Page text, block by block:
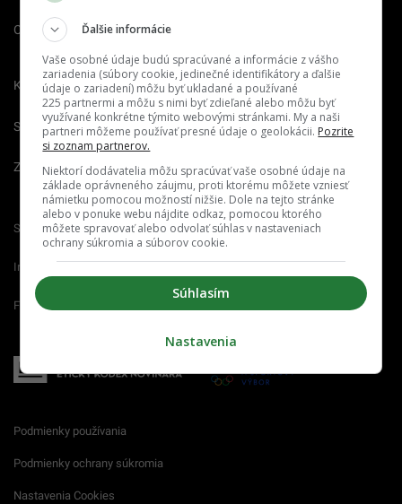
O nás Redakcia
Kariéra
Spravovať notifikácie
Zrušiť predplatné
Startitup.sk Fontech.sk Odzadu.sk
Interez.sk Emefka.sk Receptik.sk
Femm.sk
Podmienky používania
Podmienky ochrany súkromia
Nastavenia Cookies
Ďalšie informácie
Vaše osobné údaje budú spracúvané a informácie z vášho
zariadenia (súbory cookie, jedinečné identifikátory a ďalšie
údaje o zariadení) môžu byť ukladané a používané
225 partnermi a môžu s nimi byť zdieľané alebo môžu byť
využívané konkrétne týmito webovými stránkami. My a naši
partneri môžeme používať presné údaje o geolokácii. Pozrite
si zoznam partnerov.
Niektorí dodávatelia môžu spracúvať vaše osobné údaje na
základe oprávneného záujmu, proti ktorému môžete vzniesť
námietku pomocou možností nižšie. Dole na tejto stránke
alebo v ponuke webu nájdite odkaz, pomocou ktorého
môžete spravovať alebo odvolať súhlas v nastaveniach
ochrany súkromia a súborov cookie.
Súhlasím
Nastavenia